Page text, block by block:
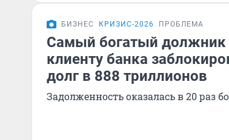
БИЗНЕС КРИЗИС-2026 ПРОБЛЕМА
Самый богатый должник
клиенту банка
долг в 888 триллионов
Задолженность оказалась в 20 раз